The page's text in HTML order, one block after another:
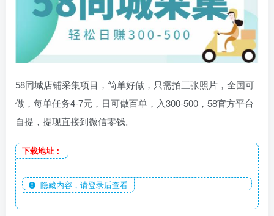
58同城店铺采集项目，简单好做，只需拍三张照片，全国可
做，每单任务4-7元，日可做百单，入300-500，58官方平台
自提，提现直接到微信零钱。
下载地址：
隐藏内容，请登录后查看